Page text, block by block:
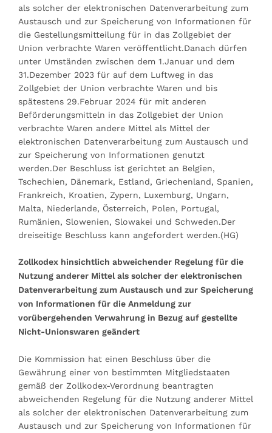
als solcher der elektronischen Datenverarbeitung zum
Austausch und zur Speicherung von Informationen für
die Gestellungsmitteilung für in das Zollgebiet der
Union verbrachte Waren veröffentlicht.Danach dürfen
unter Umständen zwischen dem 1.Januar und dem
31.Dezember 2023 für auf dem Luftweg in das
Zollgebiet der Union verbrachte Waren und bis
spätestens 29.Februar 2024 für mit anderen
Beförderungsmitteln in das Zollgebiet der Union
verbrachte Waren andere Mittel als Mittel der
elektronischen Datenverarbeitung zum Austausch und
zur Speicherung von Informationen genutzt
werden.Der Beschluss ist gerichtet an Belgien,
Tschechien, Dänemark, Estland, Griechenland, Spanien,
Frankreich, Kroatien, Zypern, Luxemburg, Ungarn,
Malta, Niederlande, Österreich, Polen, Portugal,
Rumänien, Slowenien, Slowakei und Schweden.Der
dreiseitige Beschluss kann angefordert werden.(HG)
Zollkodex hinsichtlich abweichender Regelung für die
Nutzung anderer Mittel als solcher der elektronischen
Datenverarbeitung zum Austausch und zur Speicherung
von Informationen für die Anmeldung zur
vorübergehenden Verwahrung in Bezug auf gestellte
Nicht-Unionswaren geändert
Die Kommission hat einen Beschluss über die
Gewährung einer von bestimmten Mitgliedstaaten
gemäß der Zollkodex-Verordnung beantragten
abweichenden Regelung für die Nutzung anderer Mittel
als solcher der elektronischen Datenverarbeitung zum
Austausch und zur Speicherung von Informationen für